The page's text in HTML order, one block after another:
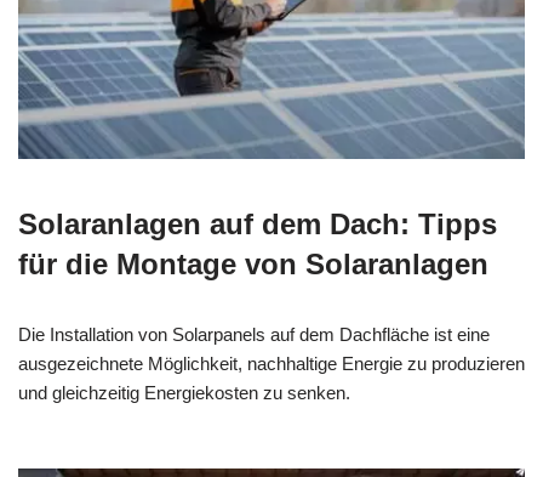
Solaranlagen auf dem Dach: Tipps
für die Montage von Solaranlagen
Die Installation von Solarpanels auf dem Dachfläche ist eine
ausgezeichnete Möglichkeit, nachhaltige Energie zu produzieren
und gleichzeitig Energiekosten zu senken.